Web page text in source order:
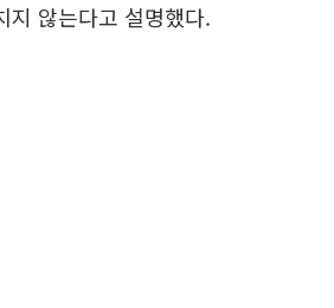
지 않는다고 설명했다.